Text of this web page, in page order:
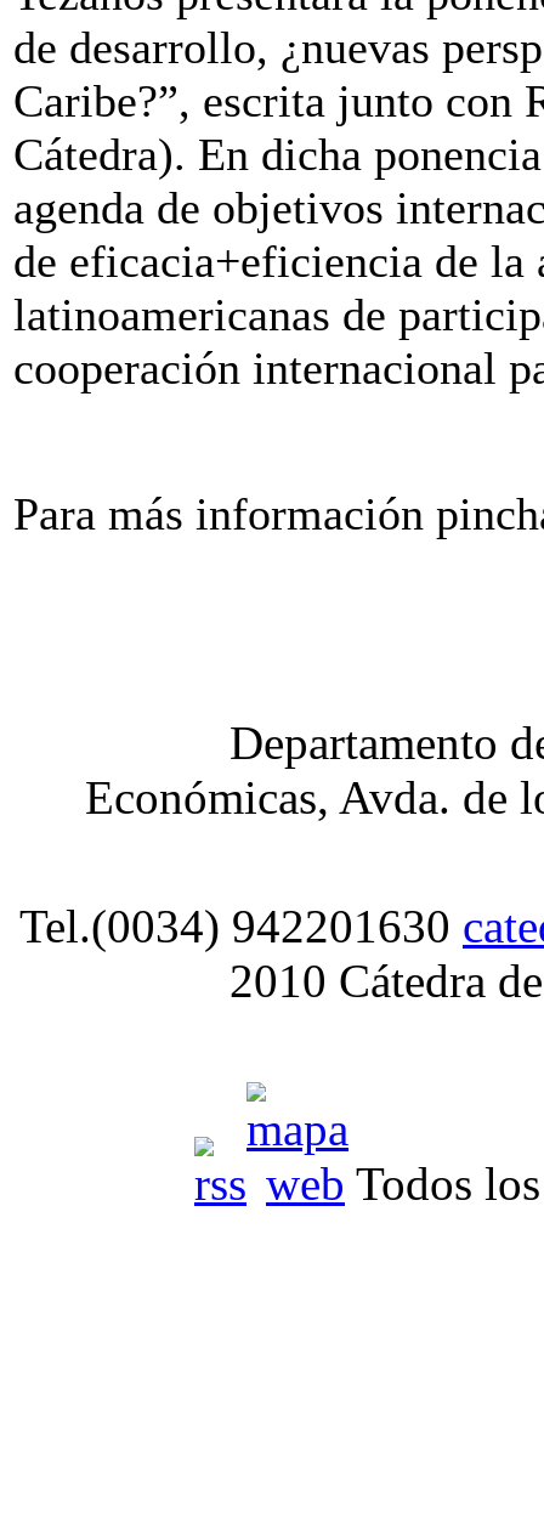
de desarrollo, ¿nuevas
Caribe?”, escrita junto con
Cátedra). En dicha
agenda de objetivos
de eficacia+eficiencia de la
latinoamericanas de
cooperación internacional
Para más información
Departamento
Económicas, Avda. de
Tel.(0034) 942201630
2010 Cátedra
Todos